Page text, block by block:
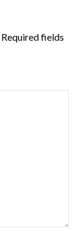
Required fields